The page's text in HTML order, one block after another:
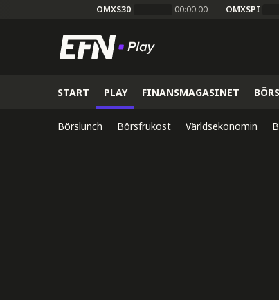
OMXS30 00:00:00 OMXSPI
START PLAY FINANSMAGASINET BÖRS
Börslunch Börsfrukost Världsekonomin